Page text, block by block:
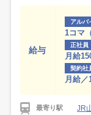
給与
アルバ
1コマ
正社員
月給
契約社
月給／
最寄り駅 JR